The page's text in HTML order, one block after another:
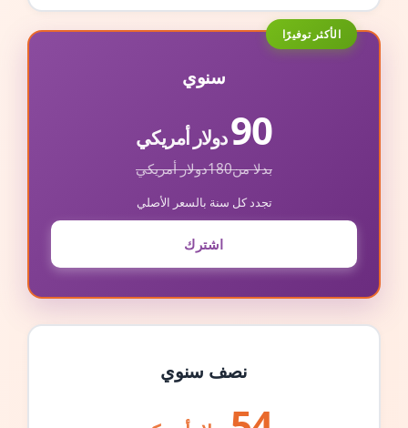
الأكثر توفيرًا
سنوي
90دولار أمريكي
بدلا من180دولار أمريكي
تجدد كل سنة بالسعر الأصلي
اشترك
نصف سنوي